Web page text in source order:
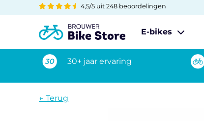
4,5/5 uit 248 beoordelingen
E-bikes
30+ jaar ervaring
← Terug